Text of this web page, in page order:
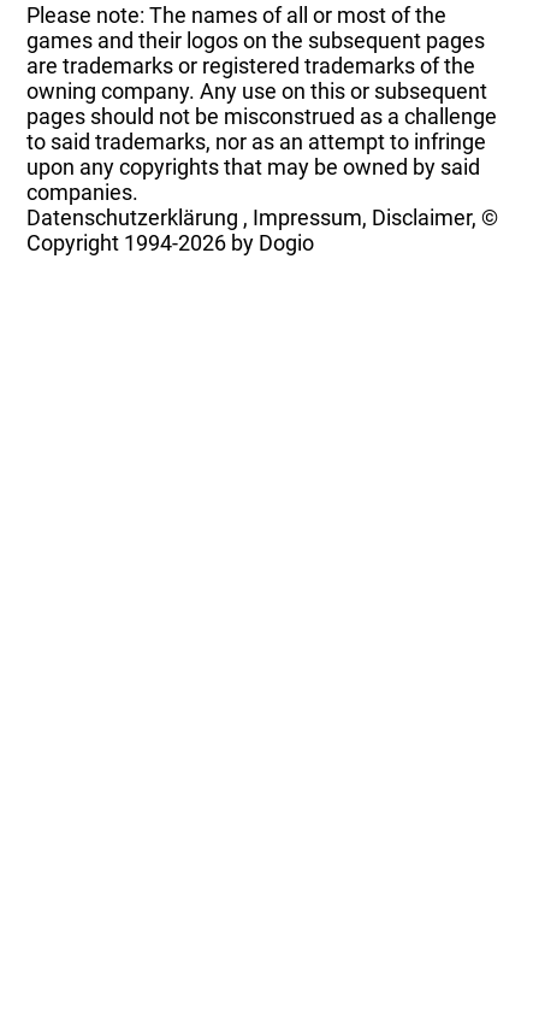
Please note: The names of all or most of the
games and their logos on the subsequent pages
are trademarks or registered trademarks of the
owning company. Any use on this or subsequent
pages should not be misconstrued as a challenge
to said trademarks, nor as an attempt to infringe
upon any copyrights that may be owned by said
companies.
Datenschutzerklärung , Impressum, Disclaimer, ©
Copyright 1994-2026 by Dogio